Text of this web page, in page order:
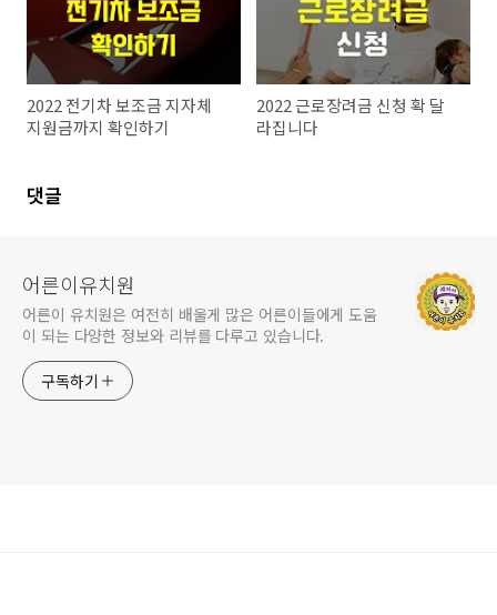
2022 전기차 보조금 지자체
지원금까지 확인하기
2022 근로장려금 신청 확 달
라집니다
댓글
어른이유치원
어른이 유치원은 여전히 배울게 많은 어른이들에게 도움
이 되는 다양한 정보와 리뷰를 다루고 있습니다.
구독하기